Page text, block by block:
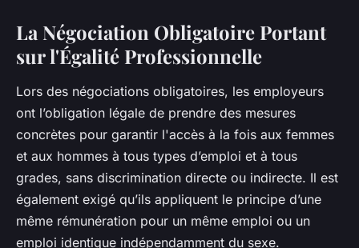
La Négociation Obligatoire Portant
sur l'Égalité Professionnelle
Lors des négociations obligatoires, les employeurs
ont l’obligation légale de prendre des mesures
concrètes pour garantir l'accès à la fois aux femmes
et aux hommes à tous types d’emploi et à tous
grades, sans discrimination directe ou indirecte. Il est
également exigé qu’ils appliquent le principe d’une
même rémunération pour un même emploi ou un
emploi identique indépendamment du sexe.